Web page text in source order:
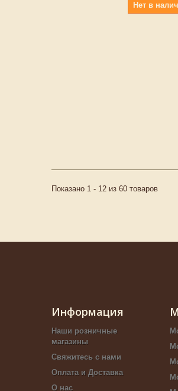
Нет в
Показано 1 - 12 из 60 товаров
Информация
Наши розничные
магазины
Свяжитесь с нами
Оплата и Доставка
О нас